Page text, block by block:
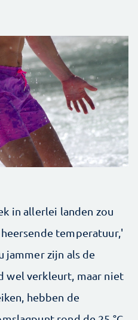
in allerlei landen zou
temperatuur,'
jammer zijn als de
wel verkleurt, maar niet
hebben de